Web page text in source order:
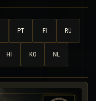
PT FI RU
HI KO NL